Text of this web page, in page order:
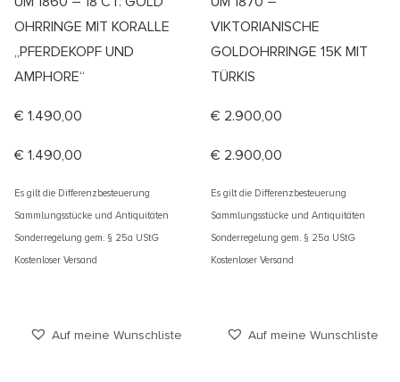
OHRRINGE MIT KORALLE
„PFERDEKOPF UND
AMPHORE“
€ 1.490,00
€ 1.490,00
Es gilt die Differenzbesteuerung
Sammlungsstücke und Antiquitäten
Sonderregelung gem. § 25a UStG
Kostenloser Versand
VIKTORIANISCHE
GOLDOHRRINGE 15K MIT
TÜRKIS
€ 2.900,00
€ 2.900,00
Es gilt die Differenzbesteuerung
Sammlungsstücke und Antiquitäten
Sonderregelung gem. § 25a UStG
Kostenloser Versand
Auf meine Wunschliste Auf meine Wunschliste